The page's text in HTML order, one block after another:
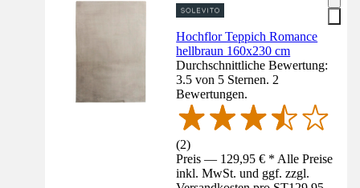
Hochflor Teppich Romance
hellbraun 160x230 cm
Durchschnittliche Bewertung:
3.5 von 5 Sternen. 2
Bewertungen.
(2)
Preis — 129,95 € * Alle Preise
inkl. MwSt. und ggf. zzgl.